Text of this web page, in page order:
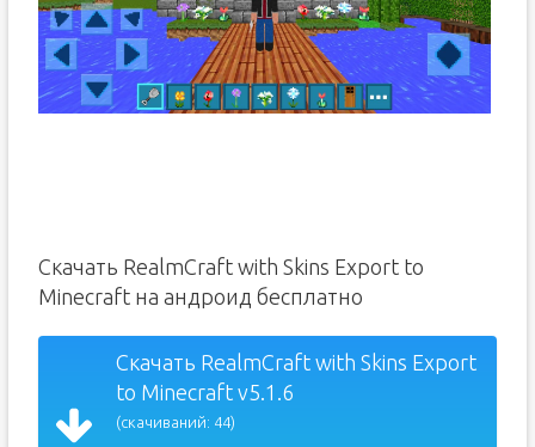
Скачать RealmCraft with Skins Export to
Minecraft на андроид бесплатно
Скачать RealmCraft with Skins Export
to Minecraft v5.1.6
(скачиваний: 44)